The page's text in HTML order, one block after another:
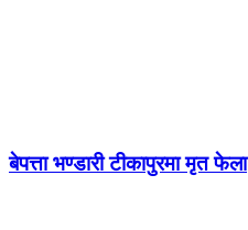
बेपत्ता भण्डारी टीकापुरमा मृत फेला